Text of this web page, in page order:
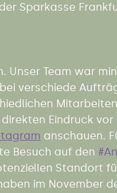
Sparkasse
Unser Team war
verschiede
Eindruck
anschauen.
Besuch auf den
Standort
im November